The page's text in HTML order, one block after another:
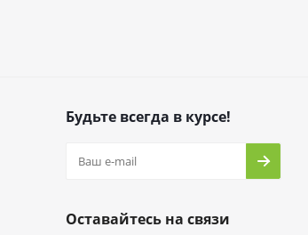
Будьте всегда в курсе!
Оставайтесь на связи